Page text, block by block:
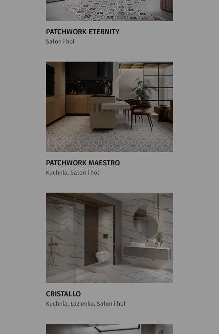
PATCHWORK ETERNITY
Salon i hol
PATCHWORK MAESTRO
Kuchnia, Salon i hol
CRISTALLO
Kuchnia, Łazienka, Salon i hol